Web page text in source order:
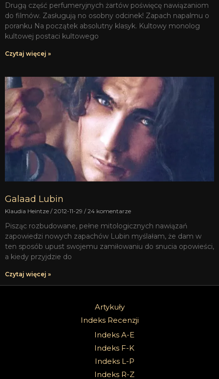
Drugą część perfumeryjnych żartów poświęcę nawiązaniom
do filmów. Zasługują no osobny odcinek! Zapach napalmu o
poranku Na początek absolutny klasyk. Kultowy monolog
kultowej postaci kultowego
Czytaj więcej »
Galaad Lubin
Klaudia Heintze 2012-11-29 24 komentarze
Pisząc rozbudowane, pełne mitologicznych nawiązań
zapowiedzi nowych zapachów Lubin myślałam, że dam w
ten sposób upust swojemu zamiłowaniu do snucia opowieści,
a kiedy przyjdzie do
Czytaj więcej »
Artykuły
Indeks Recenzji
Indeks A-E
Indeks F-K
Indeks L-P
Indeks R-Z